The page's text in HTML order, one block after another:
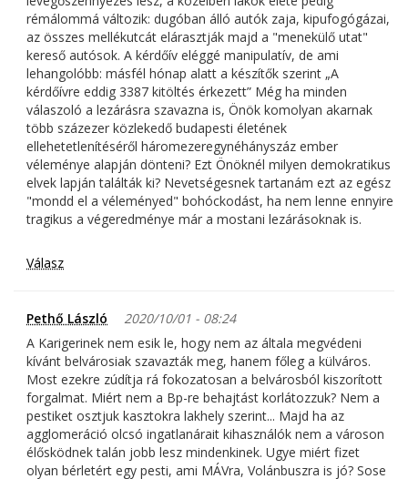
rémálommá változik: dugóban álló autók zaja, kipufogógázai,
az összes mellékutcát elárasztják majd a "menekülő utat"
kereső autósok. A kérdőív eléggé manipulatív, de ami
lehangolóbb: másfél hónap alatt a készítők szerint „A
kérdőívre eddig 3387 kitöltés érkezett” Még ha minden
válaszoló a lezárásra szavazna is, Önök komolyan akarnak
több százezer közlekedő budapesti életének
ellehetetlenítéséről háromezeregynéhányszáz ember
véleménye alapján dönteni? Ezt Önöknél milyen demokratikus
elvek lapján találták ki? Nevetségesnek tartanám ezt az egész
"mondd el a véleményed" bohóckodást, ha nem lenne ennyire
tragikus a végeredménye már a mostani lezárásoknak is.
Válasz
Pethő László
2020/10/01 - 08:24
A Karigerinek nem esik le, hogy nem az általa megvédeni
kívánt belvárosiak szavazták meg, hanem főleg a külváros.
Most ezekre zúdítja rá fokozatosan a belvárosból kiszorított
forgalmat. Miért nem a Bp-re behajtást korlátozzuk? Nem a
pestiket osztjuk kasztokra lakhely szerint... Majd ha az
agglomeráció olcsó ingatlanárait kihasználók nem a városon
élősködnek talán jobb lesz mindenkinek. Ugye miért fizet
olyan bérletért egy pesti, ami MÁVra, Volánbuszra is jó? Sose